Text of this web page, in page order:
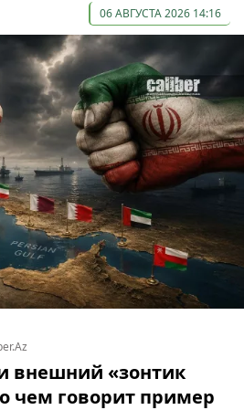
06 АВГУСТА 2026 14:16
внешний «зонтик
чем говорит пример